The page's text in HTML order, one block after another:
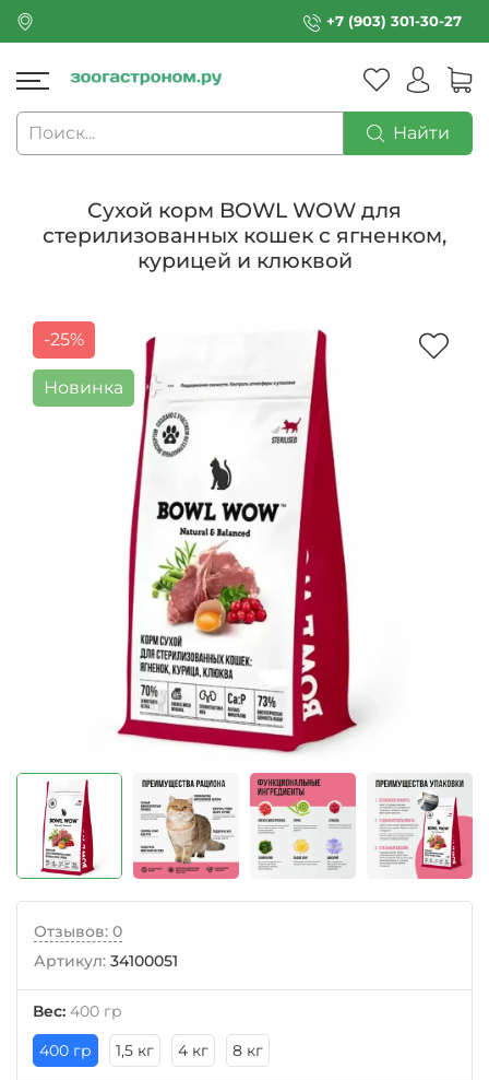
+7 (903) 301-30-27
Найти
Сухой корм BOWL WOW для
стерилизованных кошек с ягненком,
курицей и клюквой
-25%
Новинка
Отзывов: 0
Артикул: 34100051
Вес: 400 гр
400 гр
1,5 кг 4 кг 8 кг